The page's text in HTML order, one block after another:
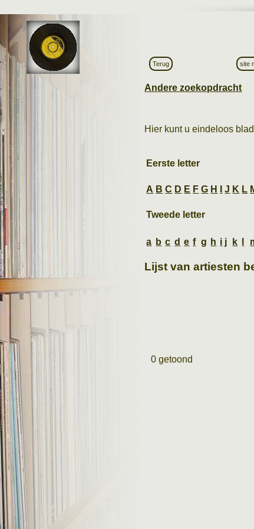
Terug site
Andere zoekopdracht
Hier kunt u eindeloos
Eerste letter
A B C D E F G H J K L
Tweede letter
a b c d e f g h i j k
Lijst van artiesten
0 getoond